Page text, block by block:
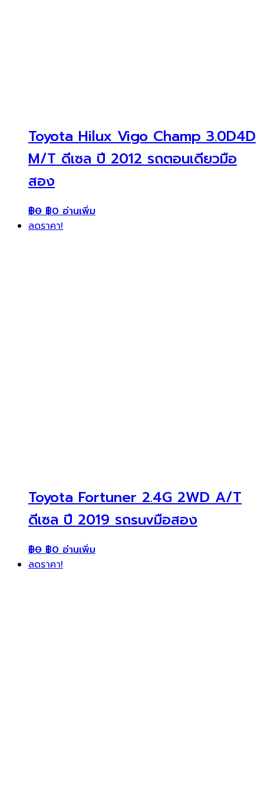
Toyota Hilux Vigo Champ 3.0D4D
M/T ดีเซล ปี 2012 รถตอนเดียวมือ
สอง
฿0 ฿0 อ่านเพิ่ม
ลดราคา!
Toyota Fortuner 2.4G 2WD A/T
ดีเซล ปี 2019 รถsuvมือสอง
฿0 ฿0 อ่านเพิ่ม
ลดราคา!